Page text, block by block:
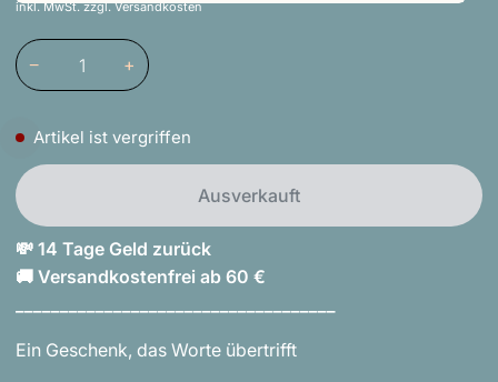
inkl. MwSt. zzgl. Versandkosten
− +
Artikel ist vergriffen
Ausverkauft
💸 14 Tage Geld zurück
🚚 Versandkostenfrei ab 60 €
Ein Geschenk, das Worte übertrifft